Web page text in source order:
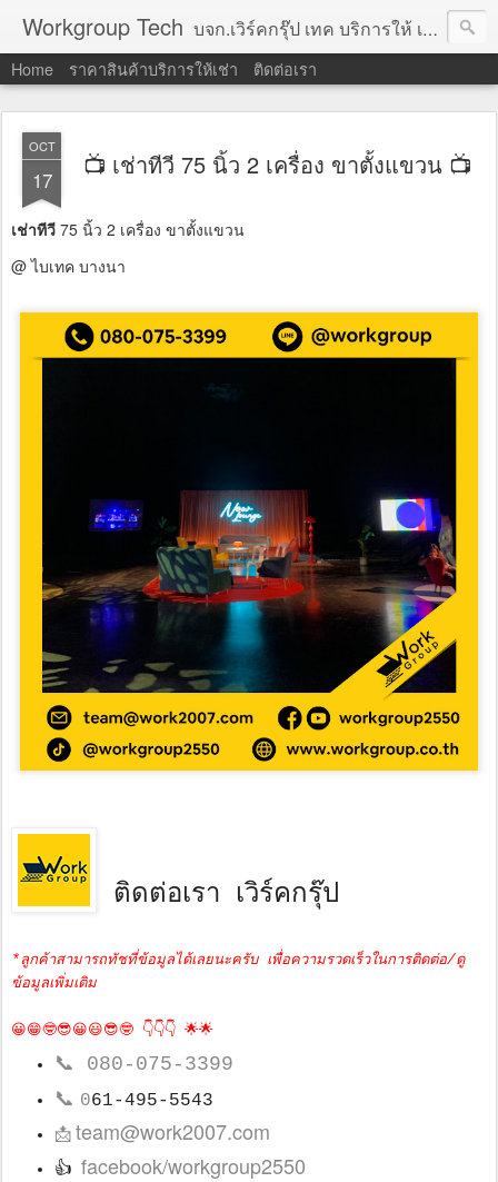
Workgroup Tech บจก.เวิร์คกรุ๊ป เทค บริการให้ เช่าคอมพิวเตอร์ โน้ตบุ๊ค โปรเจคเตอร์ ทีวีจอแบน จอทัชสกรีน ตู้คีออส วีดีโอวอล และอุปกรณ์อื่น ๆ บริการให้เช่าเป็น รายวัน
Home ราคาสินค้าบริการให้เช่า ติดต่อเรา
OCT
17 📺 เช่าทีวี 75 นิ้ว 2 เครื่อง ขาตั้งแขวน 📺
เช่าทีวี 75 นิ้ว 2 เครื่อง ขาตั้งแขวน
@ ไบเทค บางนา
ติดต่อเรา เวิร์คกรุ๊ป
*ลูกค้าสามารถทัชที่ข้อมูลได้เลยนะครับ เพื่อความรวดเร็วในการติดต่อ/ดู
ข้อมูลเพิ่มเติม
😀😁🤓😎😀😃😎🤓 👇👇👇 🌟🌟
📞 080-075-3399
📞 061-495-5543
📩team@work2007.com
👍 facebook/workgroup2550